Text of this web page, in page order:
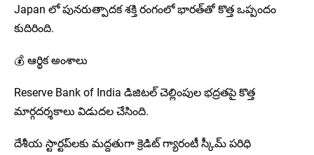
Japan లో పునరుత్పాదక శక్తి రంగంలో భారత్‌తో కొత్త ఒప్పందం
కుదిరింది.
💰 ఆర్థిక అంశాలు
Reserve Bank of India డిజిటల్ చెల్లింపుల భద్రతపై కొత్త
మార్గదర్శకాలు విడుదల చేసింది.
దేశీయ స్టార్టప్‌లకు మద్దతుగా క్రెడిట్ గ్యారంటీ స్కీమ్ పరిధి